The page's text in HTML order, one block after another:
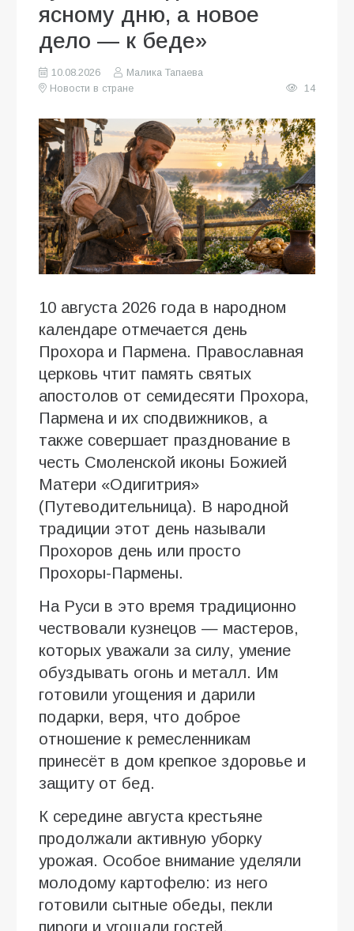
ясному дню, а новое
дело — к беде»
10.08.2026
Малика Тапаева
Новости в стране
14
10 августа 2026 года в народном
календаре отмечается день
Прохора и Пармена. Православная
церковь чтит память святых
апостолов от семидесяти Прохора,
Пармена и их сподвижников, а
также совершает празднование в
честь Смоленской иконы Божией
Матери «Одигитрия»
(Путеводительница). В народной
традиции этот день называли
Прохоров день или просто
Прохоры-Пармены.
На Руси в это время традиционно
чествовали кузнецов — мастеров,
которых уважали за силу, умение
обуздывать огонь и металл. Им
готовили угощения и дарили
подарки, веря, что доброе
отношение к ремесленникам
принесёт в дом крепкое здоровье и
защиту от бед.
К середине августа крестьяне
продолжали активную уборку
урожая. Особое внимание уделяли
молодому картофелю: из него
готовили сытные обеды, пекли
пироги и угощали гостей.